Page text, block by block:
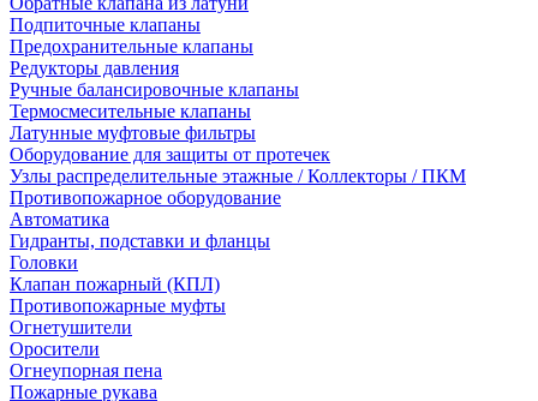
Подпиточные клапаны
Предохранительные клапаны
Редукторы давления
Ручные балансировочные клапаны
Термосмесительные клапаны
Латунные муфтовые фильтры
Оборудование для защиты от протечек
Узлы распределительные этажные / Коллекторы / ПКМ
Противопожарное оборудование
Автоматика
Гидранты, подставки и фланцы
Головки
Клапан пожарный (КПЛ)
Противопожарные муфты
Огнетушители
Оросители
Огнеупорная пена
Пожарные рукава